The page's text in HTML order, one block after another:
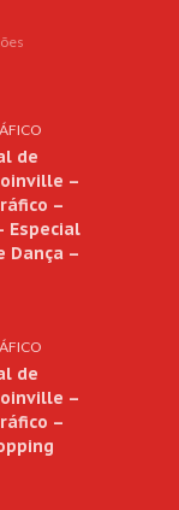
de
–
–
Especial
Dança –
de
–
–